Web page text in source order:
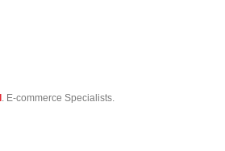
. E-commerce Specialists.